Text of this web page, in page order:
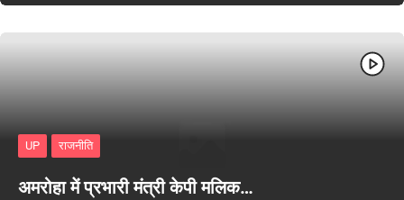
UP राजनीति
अमरोहा में प्रभारी मंत्री केपी मलिक…